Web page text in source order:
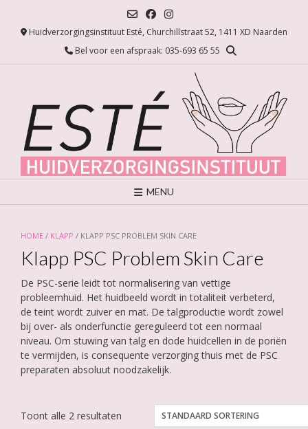
Huidverzorgingsinstituut Esté, Churchillstraat 52, 1411 XD Naarden
Bel voor een afspraak: 035-693 65 55
MENU
HOME / KLAPP / KLAPP PSC PROBLEM SKIN CARE
Klapp PSC Problem Skin Care
De PSC-serie leidt tot normalisering van vettige
probleemhuid. Het huidbeeld wordt in totaliteit verbeterd,
de teint wordt zuiver en mat. De talgproductie wordt zowel
bij over- als onderfunctie gereguleerd tot een normaal
niveau. Om stuwing van talg en dode huidcellen in de poriën
te vermijden, is consequente verzorging thuis met de PSC
preparaten absoluut noodzakelijk.
Toont alle 2 resultaten